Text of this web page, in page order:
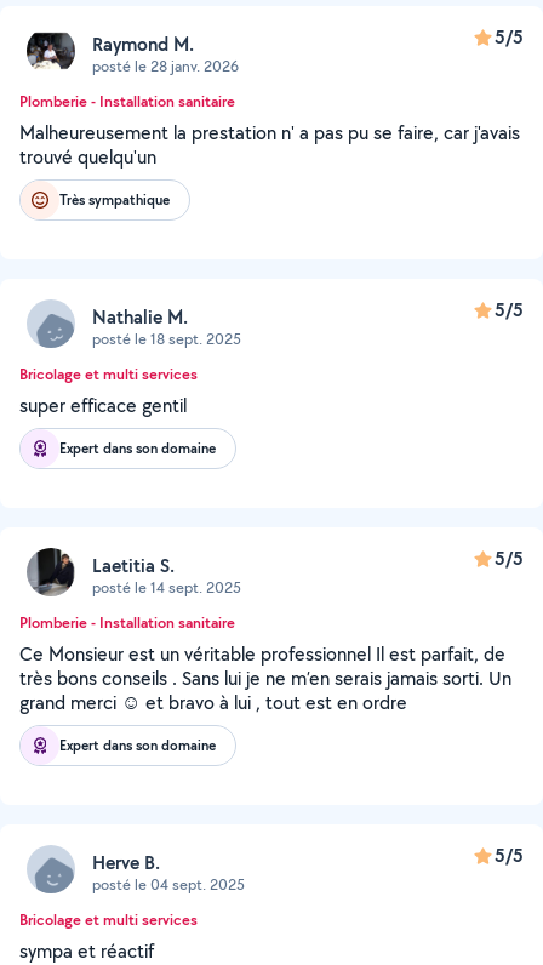
Raymond M.
posté le 28 janv. 2026
5/5
Plomberie - Installation sanitaire
Malheureusement la prestation n' a pas pu se faire, car j'avais
trouvé quelqu'un
Très sympathique
Nathalie M.
posté le 18 sept. 2025
5/5
Bricolage et multi services
super efficace gentil
Expert dans son domaine
Laetitia S.
posté le 14 sept. 2025
5/5
Plomberie - Installation sanitaire
Ce Monsieur est un véritable professionnel Il est parfait, de
très bons conseils . Sans lui je ne m’en serais jamais sorti. Un
grand merci ☺️ et bravo à lui , tout est en ordre
Expert dans son domaine
Herve B.
posté le 04 sept. 2025
5/5
Bricolage et multi services
sympa et réactif